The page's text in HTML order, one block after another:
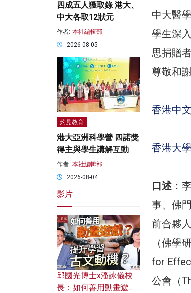
中大醫
學生深
思捐贈
尊敬和謝
香港中
香港大
口述 ：
事、佛
前合夥
（佛學
for
公會（
四成五人獲取錄 港大、
中大各取12狀元
作者: 本社編輯部
2026-08-05
灼見教育
港大亞洲科學營 四諾獎
得主與學生講解互動
作者: 本社編輯部
2026-08-04
影片
邱國光博士x潘詠儀校
長：如何善用動畫遊戲